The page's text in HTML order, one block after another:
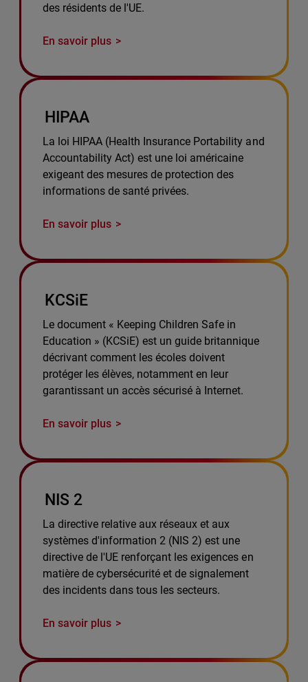
des résidents de l'UE.
En savoir plus
HIPAA
La loi HIPAA (Health Insurance Portability and
Accountability Act) est une loi américaine
exigeant des mesures de protection des
informations de santé privées.
En savoir plus
KCSiE
Le document « Keeping Children Safe in
Education » (KCSiE) est un guide britannique
décrivant comment les écoles doivent
protéger les élèves, notamment en leur
garantissant un accès sécurisé à Internet.
En savoir plus
NIS 2
La directive relative aux réseaux et aux
systèmes d'information 2 (NIS 2) est une
directive de l'UE renforçant les exigences en
matière de cybersécurité et de signalement
des incidents dans tous les secteurs.
En savoir plus